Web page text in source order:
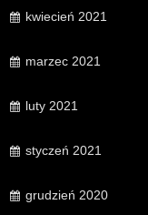
kwiecień 2021
marzec 2021
luty 2021
styczeń 2021
grudzień 2020